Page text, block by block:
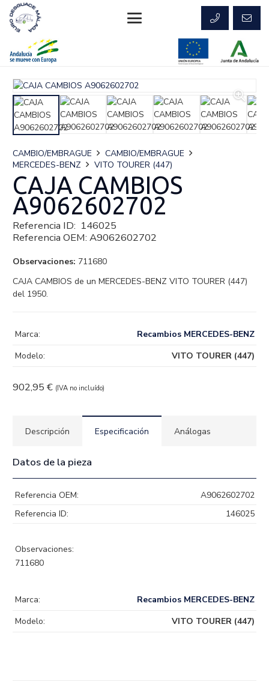
CAMBIO/EMBRAGUE
CAMBIO/EMBRAGUE
MERCEDES-BENZ
VITO TOURER (447)
CAJA CAMBIOS
A9062602702
Referencia ID: 146025
Referencia OEM: A9062602702
Observaciones: 711680
CAJA CAMBIOS de un MERCEDES-BENZ VITO TOURER (447)
del 1950.
902,95 € (IVA no incluído)
Marca:
Recambios MERCEDES-BENZ
Modelo:
VITO TOURER (447)
Descripción Especificación Análogas
Datos de la pieza
Referencia OEM:
A9062602702
Referencia ID:
146025
Observaciones:
711680
Marca:
Recambios MERCEDES-BENZ
Modelo:
VITO TOURER (447)